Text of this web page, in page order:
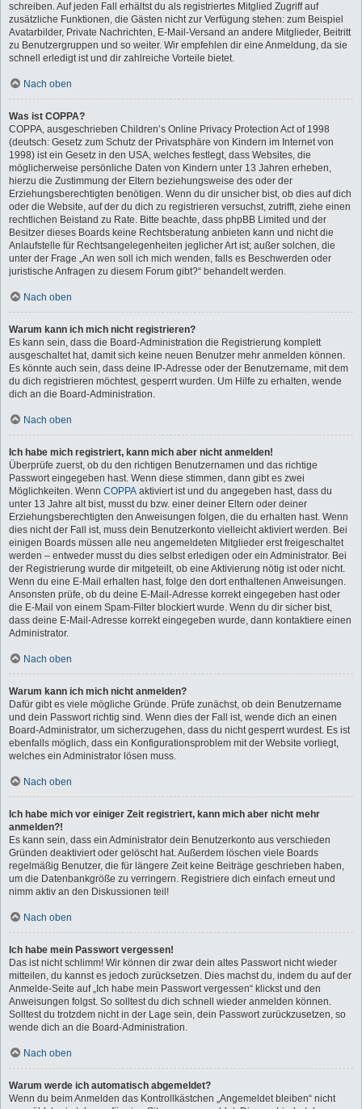
schreiben. Auf jeden Fall erhältst du als registriertes Mitglied Zugriff auf
zusätzliche Funktionen, die Gästen nicht zur Verfügung stehen: zum Beispiel
Avatarbilder, Private Nachrichten, E-Mail-Versand an andere Mitglieder, Beitritt
zu Benutzergruppen und so weiter. Wir empfehlen dir eine Anmeldung, da sie
schnell erledigt ist und dir zahlreiche Vorteile bietet.
Nach oben
Was ist COPPA?
COPPA, ausgeschrieben Children’s Online Privacy Protection Act of 1998
(deutsch: Gesetz zum Schutz der Privatsphäre von Kindern im Internet von
1998) ist ein Gesetz in den USA, welches festlegt, dass Websites, die
möglicherweise persönliche Daten von Kindern unter 13 Jahren erheben,
hierzu die Zustimmung der Eltern beziehungsweise des oder der
Erziehungsberechtigten benötigen. Wenn du dir unsicher bist, ob dies auf dich
oder die Website, auf der du dich zu registrieren versuchst, zutrifft, ziehe einen
rechtlichen Beistand zu Rate. Bitte beachte, dass phpBB Limited und der
Besitzer dieses Boards keine Rechtsberatung anbieten kann und nicht die
Anlaufstelle für Rechtsangelegenheiten jeglicher Art ist; außer solchen, die
unter der Frage „An wen soll ich mich wenden, falls es Beschwerden oder
juristische Anfragen zu diesem Forum gibt?“ behandelt werden.
Nach oben
Warum kann ich mich nicht registrieren?
Es kann sein, dass die Board-Administration die Registrierung komplett
ausgeschaltet hat, damit sich keine neuen Benutzer mehr anmelden können.
Es könnte auch sein, dass deine IP-Adresse oder der Benutzername, mit dem
du dich registrieren möchtest, gesperrt wurden. Um Hilfe zu erhalten, wende
dich an die Board-Administration.
Nach oben
Ich habe mich registriert, kann mich aber nicht anmelden!
Überprüfe zuerst, ob du den richtigen Benutzernamen und das richtige
Passwort eingegeben hast. Wenn diese stimmen, dann gibt es zwei
Möglichkeiten. Wenn COPPA aktiviert ist und du angegeben hast, dass du
unter 13 Jahre alt bist, musst du bzw. einer deiner Eltern oder deiner
Erziehungsberechtigten den Anweisungen folgen, die du erhalten hast. Wenn
dies nicht der Fall ist, muss dein Benutzerkonto vielleicht aktiviert werden. Bei
einigen Boards müssen alle neu angemeldeten Mitglieder erst freigeschaltet
werden – entweder musst du dies selbst erledigen oder ein Administrator. Bei
der Registrierung wurde dir mitgeteilt, ob eine Aktivierung nötig ist oder nicht.
Wenn du eine E-Mail erhalten hast, folge den dort enthaltenen Anweisungen.
Ansonsten prüfe, ob du deine E-Mail-Adresse korrekt eingegeben hast oder
die E-Mail von einem Spam-Filter blockiert wurde. Wenn du dir sicher bist,
dass deine E-Mail-Adresse korrekt eingegeben wurde, dann kontaktiere einen
Administrator.
Nach oben
Warum kann ich mich nicht anmelden?
Dafür gibt es viele mögliche Gründe. Prüfe zunächst, ob dein Benutzername
und dein Passwort richtig sind. Wenn dies der Fall ist, wende dich an einen
Board-Administrator, um sicherzugehen, dass du nicht gesperrt wurdest. Es ist
ebenfalls möglich, dass ein Konfigurationsproblem mit der Website vorliegt,
welches ein Administrator lösen muss.
Nach oben
Ich habe mich vor einiger Zeit registriert, kann mich aber nicht mehr
anmelden?!
Es kann sein, dass ein Administrator dein Benutzerkonto aus verschieden
Gründen deaktiviert oder gelöscht hat. Außerdem löschen viele Boards
regelmäßig Benutzer, die für längere Zeit keine Beiträge geschrieben haben,
um die Datenbankgröße zu verringern. Registriere dich einfach erneut und
nimm aktiv an den Diskussionen teil!
Nach oben
Ich habe mein Passwort vergessen!
Das ist nicht schlimm! Wir können dir zwar dein altes Passwort nicht wieder
mitteilen, du kannst es jedoch zurücksetzen. Dies machst du, indem du auf der
Anmelde-Seite auf „Ich habe mein Passwort vergessen“ klickst und den
Anweisungen folgst. So solltest du dich schnell wieder anmelden können.
Solltest du trotzdem nicht in der Lage sein, dein Passwort zurückzusetzen, so
wende dich an die Board-Administration.
Nach oben
Warum werde ich automatisch abgemeldet?
Wenn du beim Anmelden das Kontrollkästchen „Angemeldet bleiben“ nicht